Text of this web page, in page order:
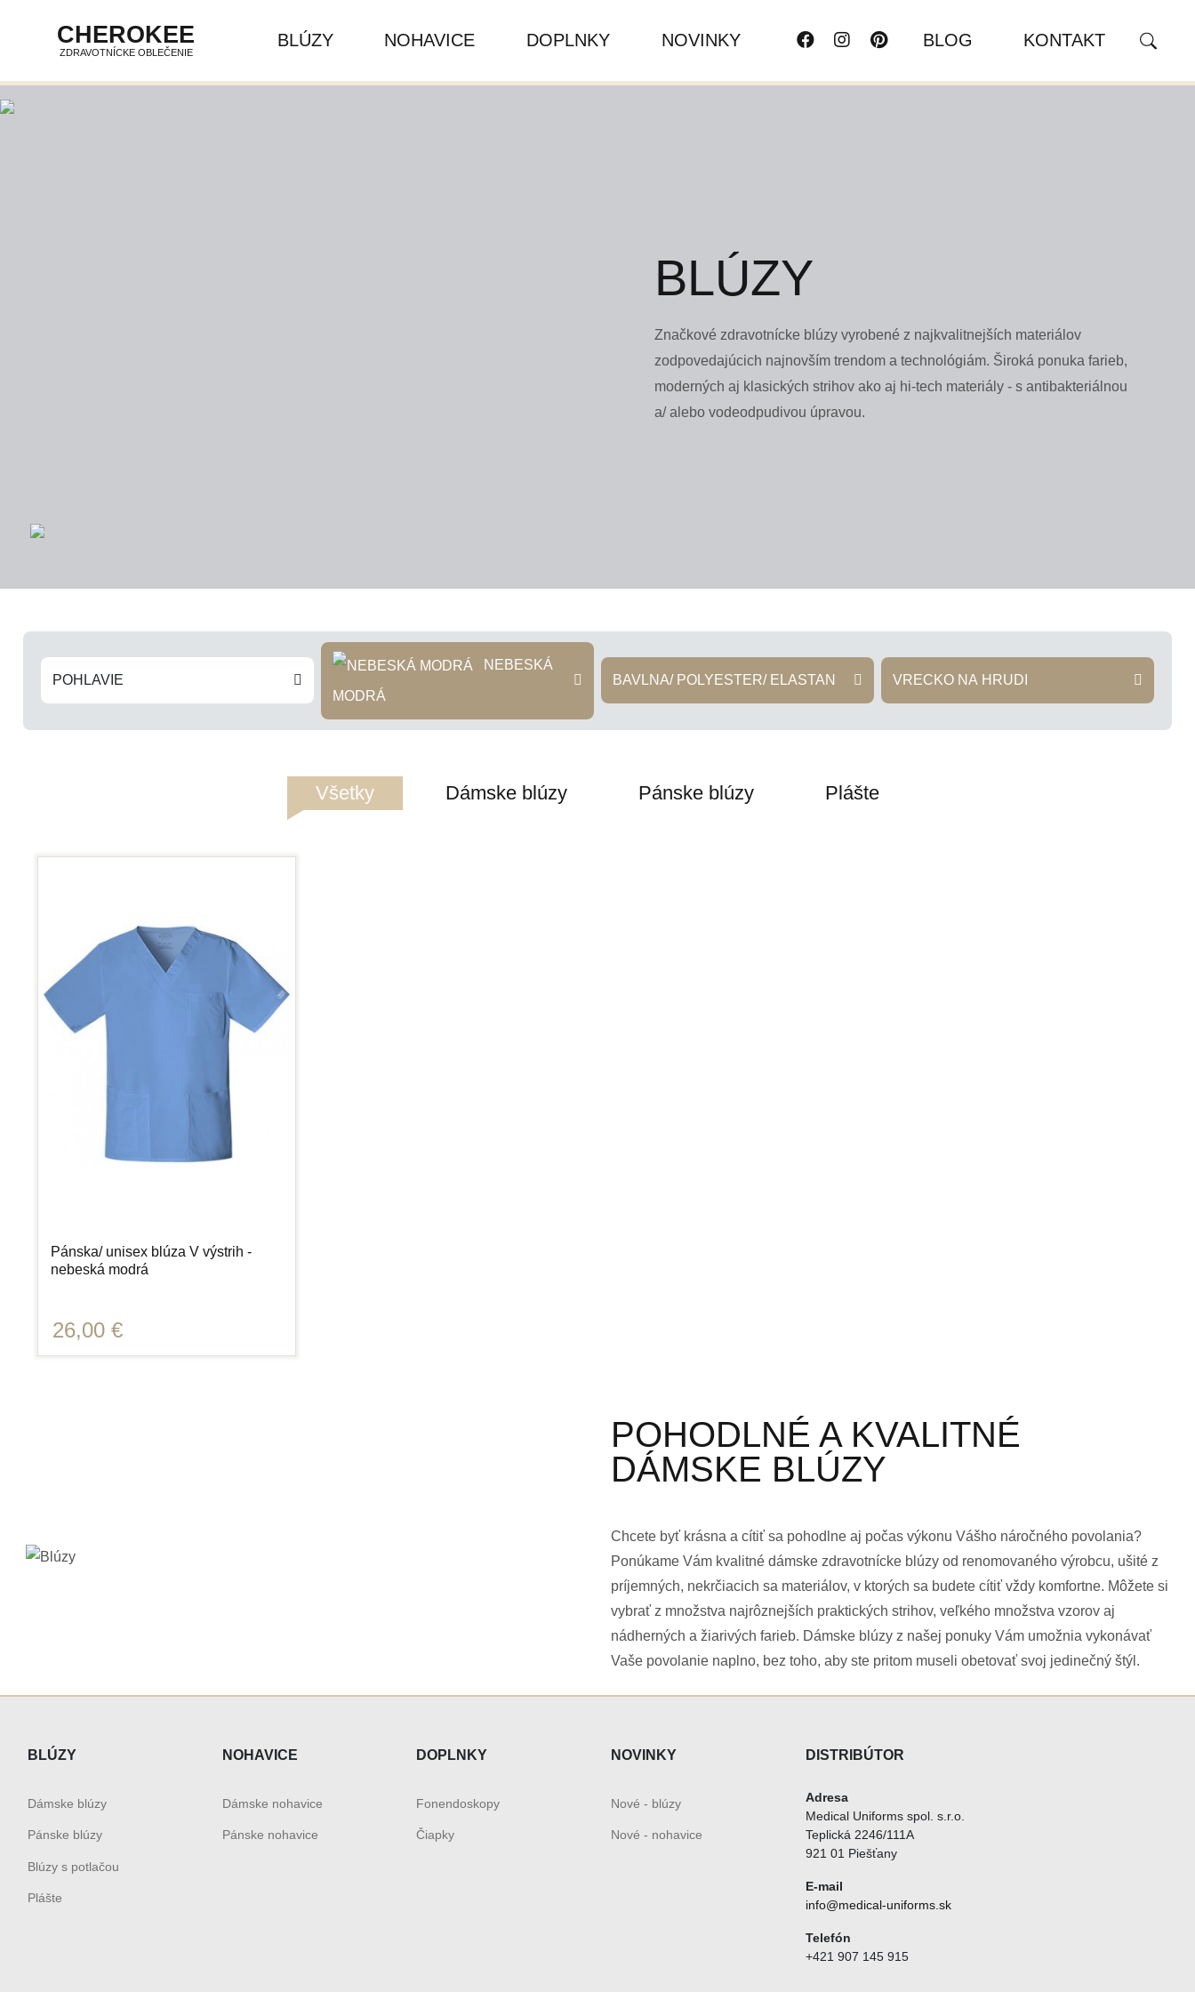
CHEROKEE
ZDRAVOTNÍCKE OBLEČENIE
BLÚZY NOHAVICE DOPLNKY NOVINKY BLOG KONTAKT
BLÚZY
Značkové zdravotnícke blúzy vyrobené z najkvalitnejších materiálov
zodpovedajúcich najnovším trendom a technológiám. Široká ponuka farieb,
moderných aj klasických strihov ako aj hi-tech materiály - s antibakteriálnou
a/ alebo vodeodpudivou úpravou.
POHLAVIE
MODRÁ
BAVLNA/ POLYESTER/ ELASTAN VRECKO NA HRUDI
Všetky Dámske blúzy Pánske blúzy Plášte
Pánska/ unisex blúza V výstrih -
nebeská modrá
26,00 €
POHODLNÉ A KVALITNÉ
DÁMSKE BLÚZY
Chcete byť krásna a cítiť sa pohodlne aj počas výkonu Vášho náročného povolania?
Ponúkame Vám kvalitné dámske zdravotnícke blúzy od renomovaného výrobcu, ušité z
príjemných, nekrčiacich sa materiálov, v ktorých sa budete cítiť vždy komfortne. Môžete si
vybrať z množstva najrôznejších praktických strihov, veľkého množstva vzorov aj
nádherných a žiarivých farieb. Dámske blúzy z našej ponuky Vám umožnia vykonávať
Vaše povolanie naplno, bez toho, aby ste pritom museli obetovať svoj jedinečný štýl.
BLÚZY
Dámske blúzy
Pánske blúzy
Blúzy s potlačou
Plášte
NOHAVICE
Dámske nohavice
Pánske nohavice
DOPLNKY
Fonendoskopy
Čiapky
NOVINKY
Nové - blúzy
Nové - nohavice
DISTRIBÚTOR
Adresa
Medical Uniforms spol. s.r.o.
Teplická 2246/111A
921 01 Piešťany
E-mail
info@medical-uniforms.sk
Telefón
+421 907 145 915